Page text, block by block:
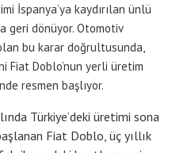
İspanya’ya kaydırılan ünlü
geri dönüyor. Otomotiv
bu karar doğrultusunda,
Fiat Doblo’nun yerli üretim
resmen başlıyor.
Türkiye’deki üretimi sona
Fiat Doblo, üç yıllık